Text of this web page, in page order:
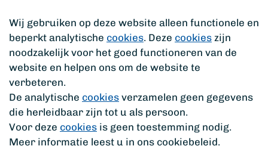
Wij gebruiken op deze website alleen functionele en
beperkt analytische cookies. Deze cookies zijn
noodzakelijk voor het goed functioneren van de
website en helpen ons om de website te
verbeteren.
De analytische cookies verzamelen geen gegevens
die herleidbaar zijn tot u als persoon.
Voor deze cookies is geen toestemming nodig.
Meer informatie leest u in ons cookiebeleid.